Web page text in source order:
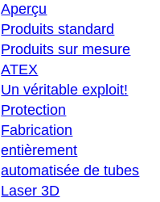
Aperçu
Produits standard
Produits sur mesure
ATEX
Un véritable exploit!
Protection
Fabrication
entièrement
automatisée de tubes
Laser 3D